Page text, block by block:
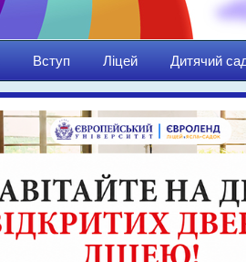
Вступ Ліцей Дитячий